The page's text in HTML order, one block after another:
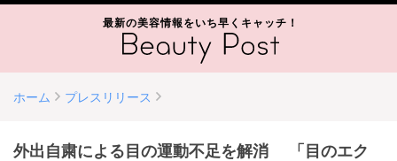
最新の美容情報をいち早くキャッチ！
ホーム プレスリリース
外出自粛による目の運動不足を解消 「目のエク